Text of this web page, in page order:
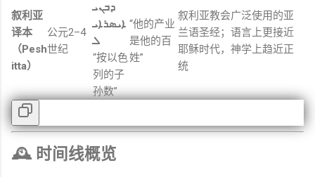
叙利亚
译本
（Pesh
itta）
公元2–4
世纪
ܕܒܢܝ
ܐܝܣܪܐܝ
ܠ
“按以色
列 的子
孙数”
“他的产业
是他的百
姓”
叙利亚教会广泛使用的亚
兰语圣经； 语言 上更接近
耶稣时代， 神学 上趋近正
统
🕰️ 时间线概览